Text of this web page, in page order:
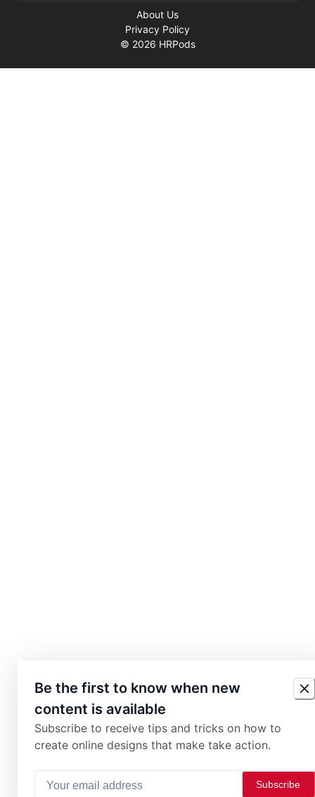
Be the first to know when new
content is available
Subscribe to receive tips and tricks on how to
create online designs that make take action.
Subscribe
About Us
Privacy Policy
© 2026 HRPods